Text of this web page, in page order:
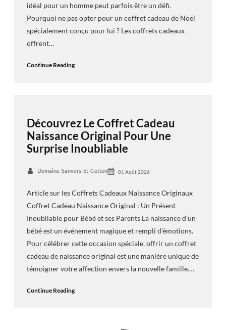
idéal pour un homme peut parfois être un défi.
Pourquoi ne pas opter pour un coffret cadeau de Noël
spécialement conçu pour lui ? Les coffrets cadeaux
offrent…
Continue Reading
Découvrez Le Coffret Cadeau
Naissance Original Pour Une
Surprise Inoubliable
Domaine-Sanvers-Et-Cotton 01 Août 2026
Article sur les Coffrets Cadeaux Naissance Originaux
Coffret Cadeau Naissance Original : Un Présent
Inoubliable pour Bébé et ses Parents La naissance d’un
bébé est un événement magique et rempli d’émotions.
Pour célébrer cette occasion spéciale, offrir un coffret
cadeau de naissance original est une manière unique de
témoigner votre affection envers la nouvelle famille.…
Continue Reading